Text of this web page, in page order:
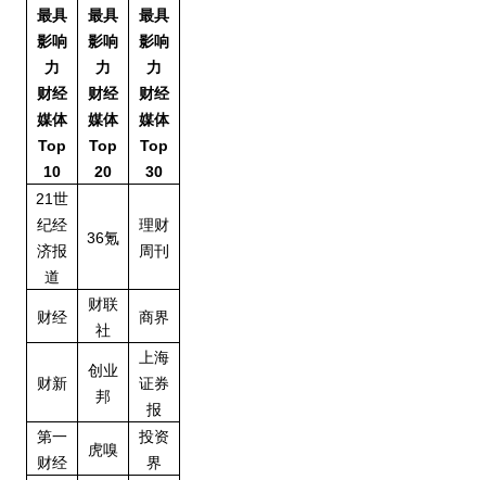
最具
影响
力
财经
媒体
Top
10
最具
影响
力
财经
媒体
Top
20
最具
影响
力
财经
媒体
Top
30
21世
纪经
济报
道
36氪
理财
周刊
财经
财联
社
商界
财新
创业
邦
上海
证券
报
第一
财经
虎嗅
投资
界